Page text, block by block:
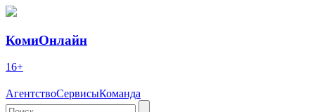
КомиОнлайн
16+
АгентствоСервисыКоманда